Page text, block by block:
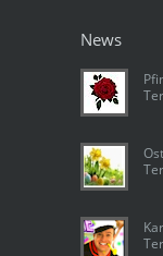
News